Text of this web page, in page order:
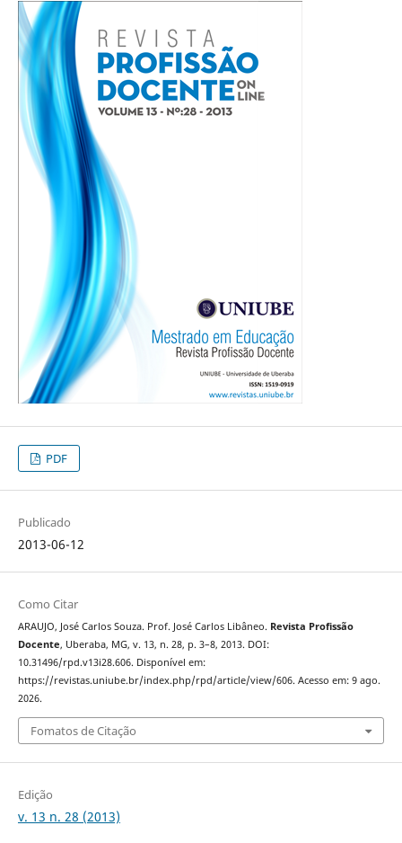
PDF
Publicado
2013-06-12
Como Citar
ARAUJO, José Carlos Souza. Prof. José Carlos Libâneo. Revista Profissão
Docente, Uberaba, MG, v. 13, n. 28, p. 3–8, 2013. DOI:
10.31496/rpd.v13i28.606. Disponível em:
https://revistas.uniube.br/index.php/rpd/article/view/606. Acesso em: 9 ago.
2026.
Fomatos de Citação
Edição
v. 13 n. 28 (2013)